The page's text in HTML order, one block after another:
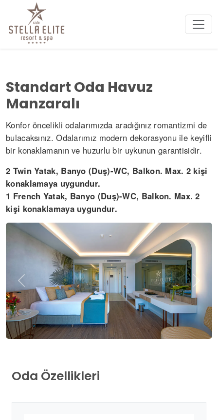
Standart Oda Havuz
Manzaralı
Konfor öncelikli odalarımızda aradığınız romantizmi de
bulacaksınız. Odalarımız modern dekorasyonu ile keyifli
bir konaklamanın ve huzurlu bir uykunun garantisidir.
2 Twin Yatak, Banyo (Duş)-WC, Balkon. Max. 2 kişi
konaklamaya uygundur.
1 French Yatak, Banyo (Duş)-WC, Balkon. Max. 2
kişi konaklamaya uygundur.
Oda Özellikleri